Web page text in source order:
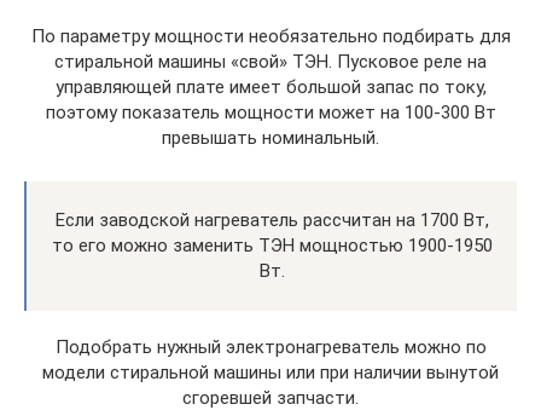
По параметру мощности необязательно подбирать для
стиральной машины «свой» ТЭН. Пусковое реле на
управляющей плате имеет большой запас по току,
поэтому показатель мощности может на 100-300 Вт
превышать номинальный.
Если заводской нагреватель рассчитан на 1700 Вт,
то его можно заменить ТЭН мощностью 1900-1950
Вт.
Подобрать нужный электронагреватель можно по
модели стиральной машины или при наличии вынутой
сгоревшей запчасти.